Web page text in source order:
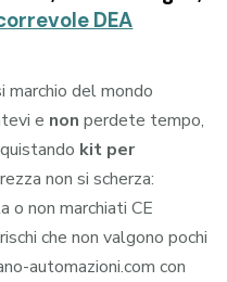
DEA
marchio del mondo
e non perdete tempo,
kit per
non si scherza:
non marchiati CE
che non valgono pochi
automazioni.com con